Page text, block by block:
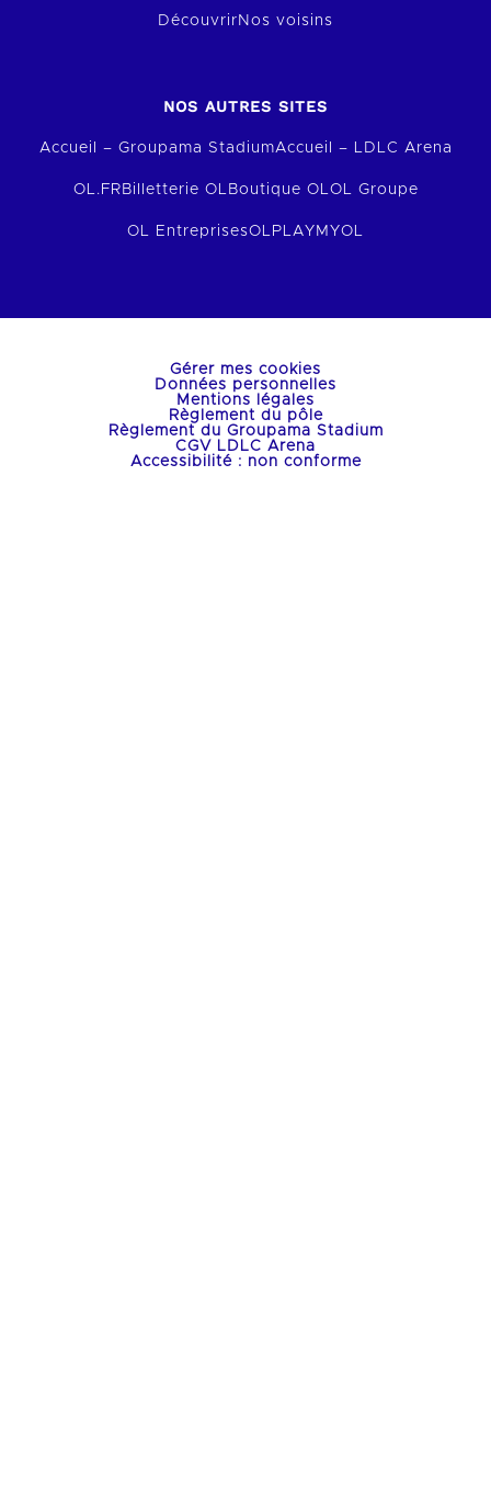
Découvrir Nos voisins
NOS AUTRES SITES
Accueil – Groupama StadiumAccueil – LDLC Arena
OL.FR Billetterie OL Boutique OLOL Groupe
OL EntreprisesOLPLAY MYOL
Gérer mes cookies
Données personnelles
Mentions légales
Règlement du pôle
Règlement du Groupama Stadium
CGV LDLC Arena
Accessibilité : non conforme